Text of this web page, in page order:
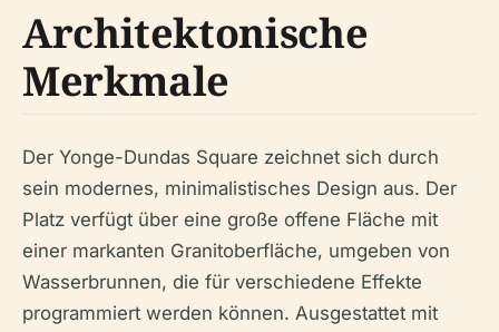
Architektonische
Merkmale
Der Yonge-Dundas Square zeichnet sich durch
sein modernes, minimalistisches Design aus. Der
Platz verfügt über eine große offene Fläche mit
einer markanten Granitoberfläche, umgeben von
Wasserbrunnen, die für verschiedene Effekte
programmiert werden können. Ausgestattet mit